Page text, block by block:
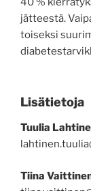
jätteestä.
toiseksi
Lisätietoja
Tuulia
Tiina